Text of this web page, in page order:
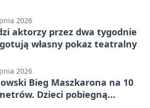
2026
aktorzy przez dwa tygodnie
własny pokaz teatralny
2026
Bieg Maszkarona na 10
Dzieci pobiegną